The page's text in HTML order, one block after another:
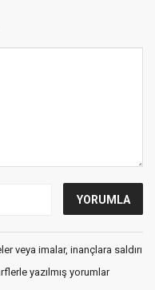
veya imalar, inançlara saldırı
yazılmış yorumlar